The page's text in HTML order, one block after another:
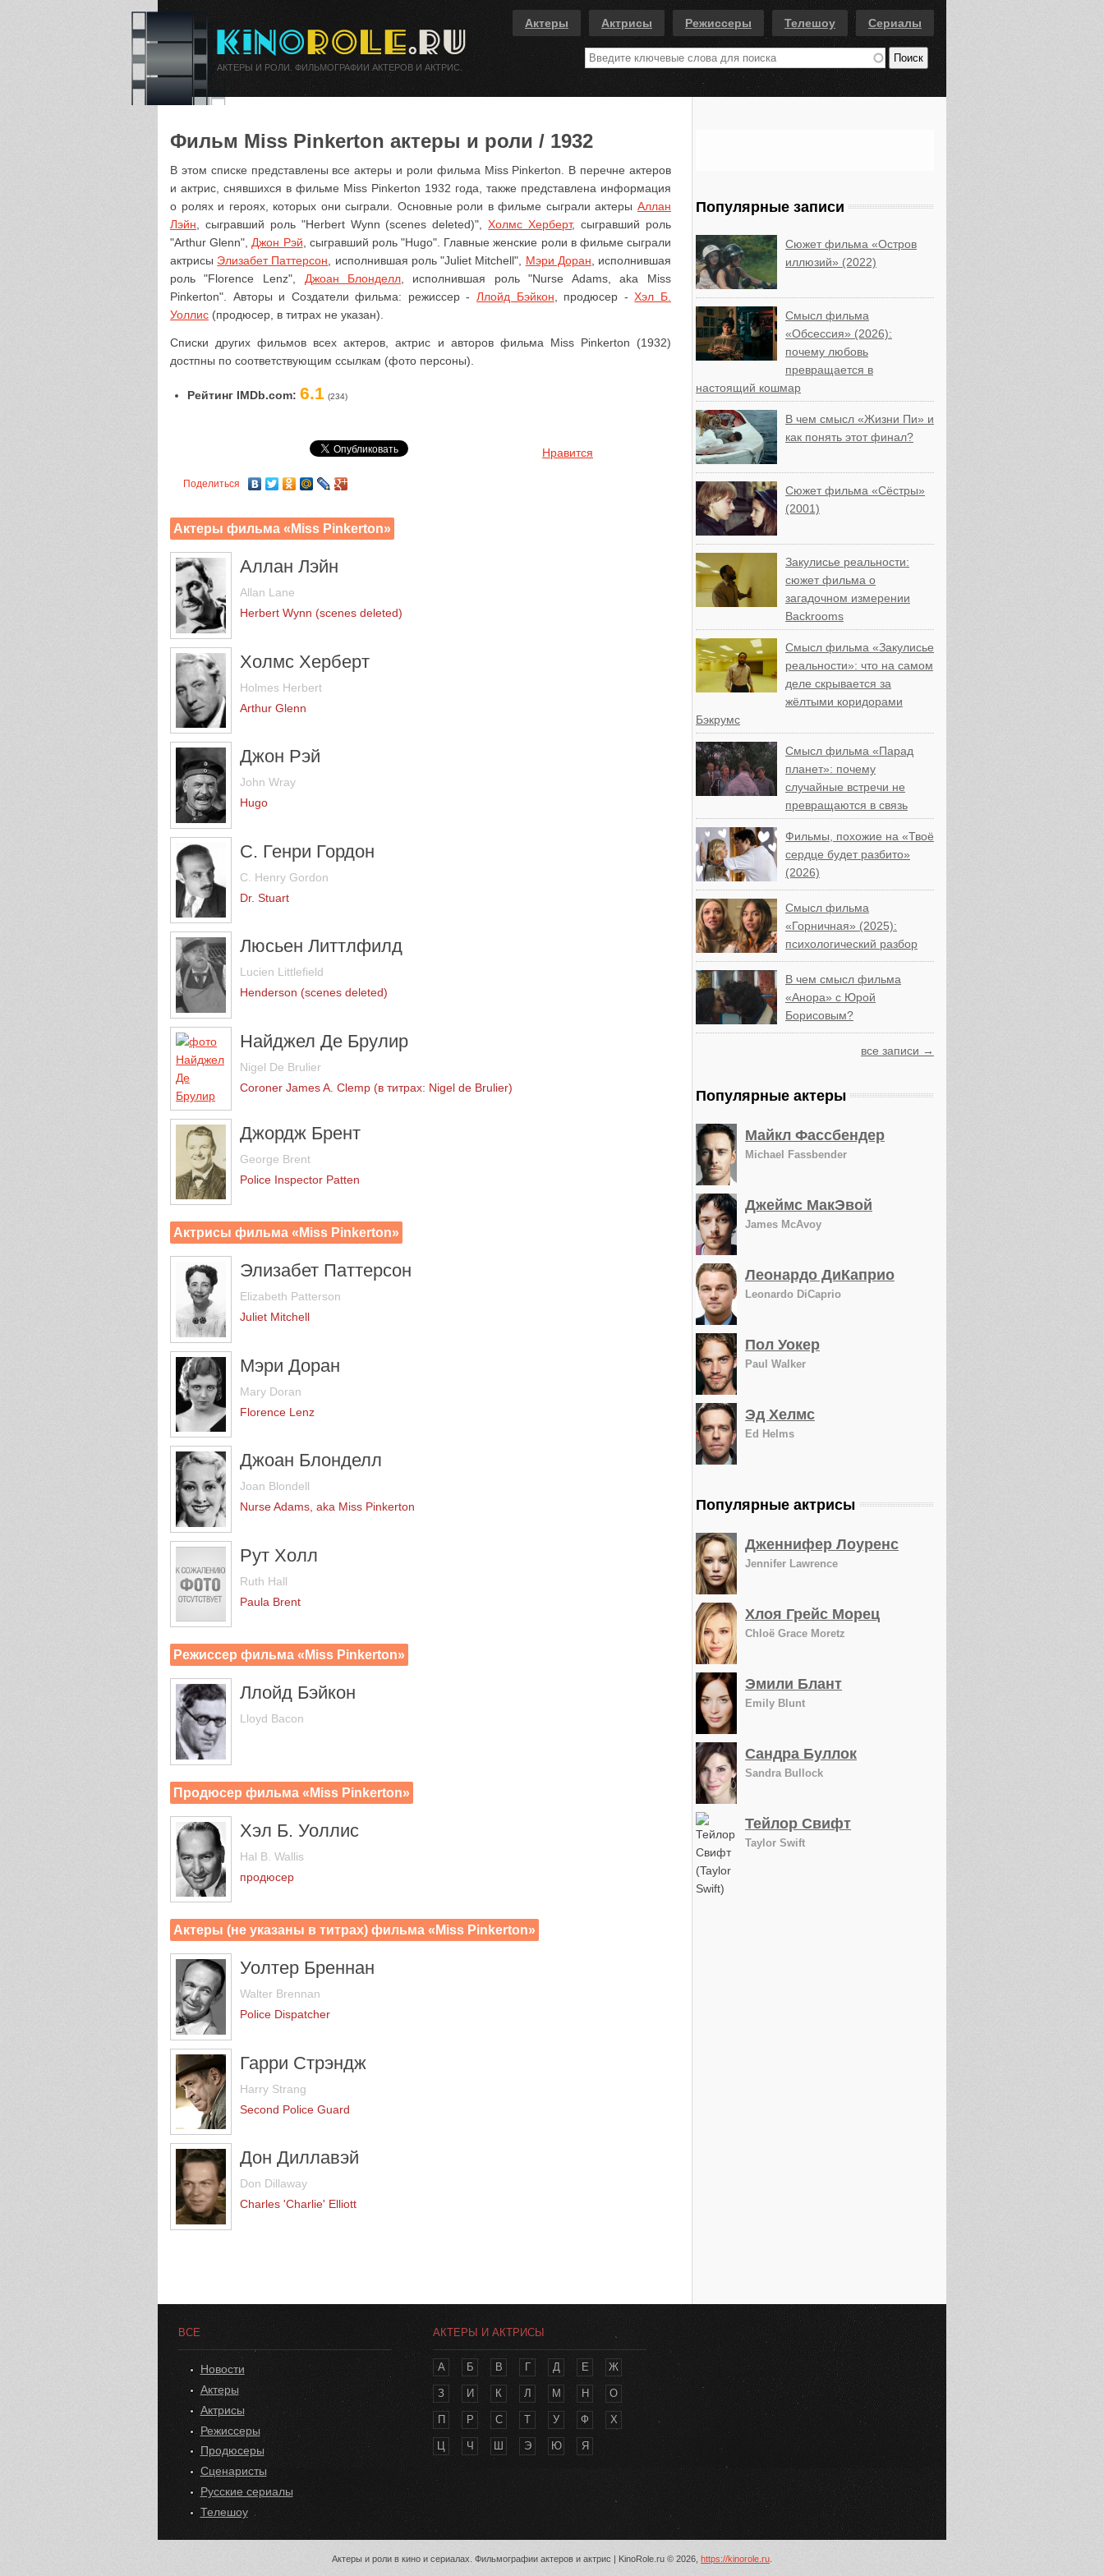
Актеры Актрисы Режиссеры Телешоу Сериалы
Фильм Miss Pinkerton актеры и роли / 1932
В этом списке представлены все актеры и роли фильма Miss Pinkerton. В перечне актеров
и актрис, снявшихся в фильме Miss Pinkerton 1932 года, также представлена информация
о ролях и героях, которых они сыграли. Основные роли в фильме сыграли актеры Аллан
Лэйн , сыгравший роль "Herbert Wynn (scenes deleted)",Холмс Херберт, сыгравший роль
"Arthur Glenn", Джон Рэй , сыгравший роль "Hugo". Главные женские роли в фильме сыграли
актрисы Элизабет Паттерсон , исполнившая роль "Juliet Mitchell", Мэри Доран , исполнившая
роль "Florence Lenz", Джоан Блонделл , исполнившая роль "Nurse Adams, aka Miss
Pinkerton". Авторы и Создатели фильма: режиссер -Ллойд Бэйкон , продюсер -Хэл Б.
Уоллис (продюсер, в титрах не указан).
Списки других фильмов всех актеров, актрис и авторов фильма Miss Pinkerton (1932)
достпны по соответствующим ссылкам (фото персоны).
Рейтинг IMDb.com: 6.1 (234)
Нравится
Поделиться
Актеры фильма «Miss Pinkerton»
Аллан Лэйн
Allan Lane
Herbert Wynn (scenes deleted)
Холмс Херберт
Holmes Herbert
Arthur Glenn
Джон Рэй
John Wray
Hugo
С. Генри Гордон
C. Henry Gordon
Dr. Stuart
Люсьен Литтлфилд
Lucien Littlefield
Henderson (scenes deleted)
Найджел Де Брулир
Nigel De Brulier
Coroner James A. Clemp (в титрах: Nigel de Brulier)
Джордж Брент
George Brent
Police Inspector Patten
Актрисы фильма «Miss Pinkerton»
Элизабет Паттерсон
Elizabeth Patterson
Juliet Mitchell
Мэри Доран
Mary Doran
Florence Lenz
Джоан Блонделл
Joan Blondell
Nurse Adams, aka Miss Pinkerton
Рут Холл
Ruth Hall
Paula Brent
Режиссер фильма «Miss Pinkerton»
Ллойд Бэйкон
Lloyd Bacon
Продюсер фильма «Miss Pinkerton»
Хэл Б. Уоллис
Hal B. Wallis
продюсер
Актеры (не указаны в титрах) фильма «Miss Pinkerton»
Уолтер Бреннан
Walter Brennan
Police Dispatcher
Гарри Стрэндж
Harry Strang
Second Police Guard
Дон Диллавэй
Don Dillaway
Charles 'Charlie' Elliott
Популярные записи
Сюжет фильма «Остров
иллюзий» (2022)
Смысл фильма
«Обсессия» (2026):
почему любовь
превращается в
настоящий кошмар
В чем смысл «Жизни Пи» и
как понять этот финал?
Сюжет фильма «Сёстры»
(2001)
Закулисье реальности:
сюжет фильма о
загадочном измерении
Backrooms
Смысл фильма «Закулисье
реальности»: что на самом
деле скрывается за
жёлтыми коридорами
Бэкрумс
Смысл фильма «Парад
планет»: почему
случайные встречи не
превращаются в связь
Фильмы, похожие на «Твоё
сердце будет разбито»
(2026)
Смысл фильма
«Горничная» (2025):
психологический разбор
В чем смысл фильма
«Анора» с Юрой
Борисовым?
все записи →
Популярные актеры
Майкл Фассбендер
Michael Fassbender
Джеймс МакЭвой
James McAvoy
Леонардо ДиКаприо
Leonardo DiCaprio
Пол Уокер
Paul Walker
Эд Хелмс
Ed Helms
Популярные актрисы
Дженнифер Лоуренс
Jennifer Lawrence
Хлоя Грейс Морец
Chloë Grace Moretz
Эмили Блант
Emily Blunt
Сандра Буллок
Sandra Bullock
Тейлор Свифт
Taylor Swift
ВСЕ
Новости
Актеры
Актрисы
Режиссеры
Продюсеры
Сценаристы
Русские сериалы
Телешоу
АКТЕРЫ И АКТРИСЫ
А Б В Г Д Е Ж
З И К Л М Н О
П Р С Т У Ф Х
Ц Ч Ш Э Ю Я
Актеры и роли в кино и сериалах. Фильмографии актеров и актрис | KinoRole.ru © 2026, https://kinorole.ru
АКТЕРЫ И РОЛИ. ФИЛЬМОГРАФИИ АКТЕРОВ И АКТРИС.